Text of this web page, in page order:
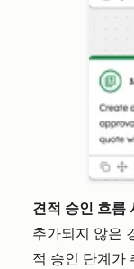
견적 승인 흐름
추가되지 않은
적 승인 단계가